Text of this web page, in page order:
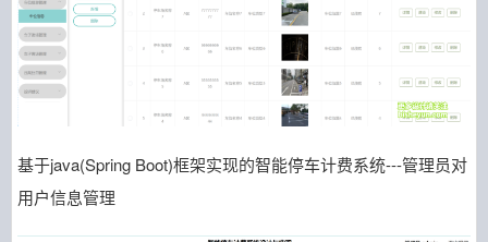
基于java(Spring Boot)框架实现的智能停车计费系统---管理员对
用户信息管理